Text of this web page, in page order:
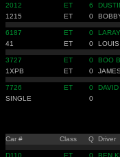
2012 ET 6
1215
ET 0
6187 ET 0
41
ET 0
3727 ET 0 BOO
1XPB
ET 0
7726 ET 0
SINGLE
0
Car # Class Q Driver
D110 ET 0 BEN